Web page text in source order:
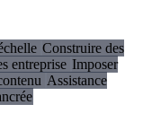
Construire des
entreprise Imposer
Assistance